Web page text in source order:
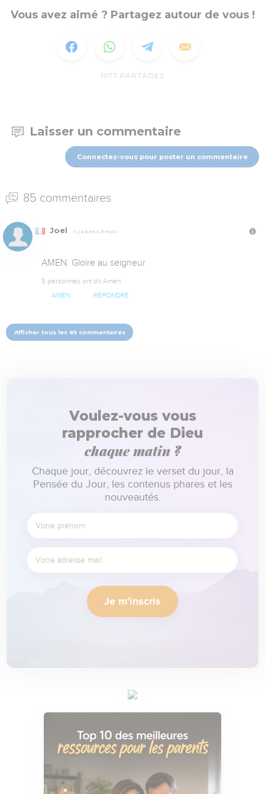
Vous avez aimé ? Partagez autour de vous !
1977 PARTAGES
Laisser un commentaire
Connectez-vous pour poster un commentaire
85 commentaires
Joel Il y a 6 ans, 3 mois
AMEN. Gloire au seigneur
5 personnes ont dit Amen
AMEN RÉPONDRE
Afficher tous les 85 commentaires
Voulez-vous vous
rapprocher de Dieu
chaque matin ?
Chaque jour, découvrez le verset du jour, la
Pensée du Jour, les contenus phares et les
nouveautés.
Je m'inscris